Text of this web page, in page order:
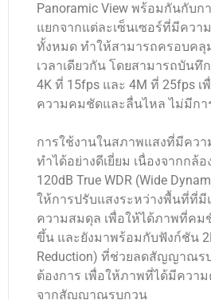
Panoramic View พร้อมกันกับ
แยกจากแต่ละเซ็นเซอร์ที่มีควา
ทั้งหมด ทำให้สามารถครอบค
เวลาเดียวกัน โดยสามารถบันทึ
4K ที่ 15fps และ 4M ที่ 25fps
ความคมชัดและลื่นไหล ไม่มีกา
การใช้งานในสภาพแสงที่มีคว
ทำได้อย่างดีเยี่ยม เนื่องจากกล้
120dB True WDR (Wide
ให้การปรับแสงระหว่างพื้นที่ที่มี
ความสมดุล เพื่อให้ได้ภาพที่คม
ขึ้น และยังมาพร้อมกับฟังก์ชัน
Reduction) ที่ช่วยลดสัญญาณร
ต้องการ เพื่อให้ภาพที่ได้มีควา
จากสัญญาณรบกวน